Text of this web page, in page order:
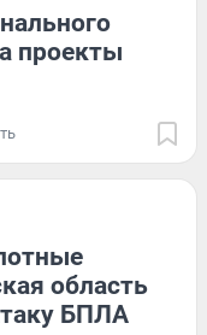
проекты
область
БПЛА